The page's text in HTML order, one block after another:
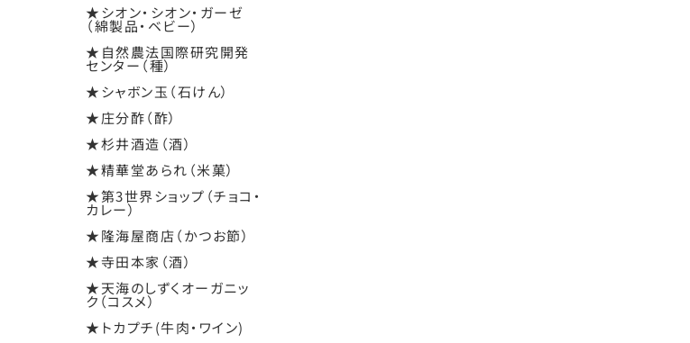
★シオン・シオン・ガーゼ
（綿製品・ベビー）
★自然農法国際研究開発
センター（種）
★シャボン玉（石けん）
★庄分酢（酢）
★杉井酒造（酒）
★精華堂あられ（米菓）
★第3世界ショップ（チョコ・
カレー）
★隆海屋商店（かつお節）
★寺田本家（酒）
★天海のしずくオーガニッ
ク（コスメ）
★トカプチ(牛肉・ワイン)